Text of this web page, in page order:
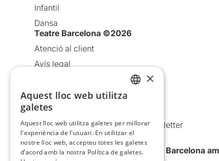
Infantil
Dansa
Teatre Barcelona ©2026
Atenció al client
Avís legal
Política de cookies
Condicions d’ús
Comunicacions comercials i Newsletter
Anuncia’t
Vull rebre la newsletter de Teatre Barcelona
×
Aquest lloc web utilitza
galetes
Aquest lloc web utilitza galetes per millorar
l'experiència de l'usuari. En utilitzar el
nostre lloc web, accepteu totes les galetes
d’acord amb la nostra Política de galetes.